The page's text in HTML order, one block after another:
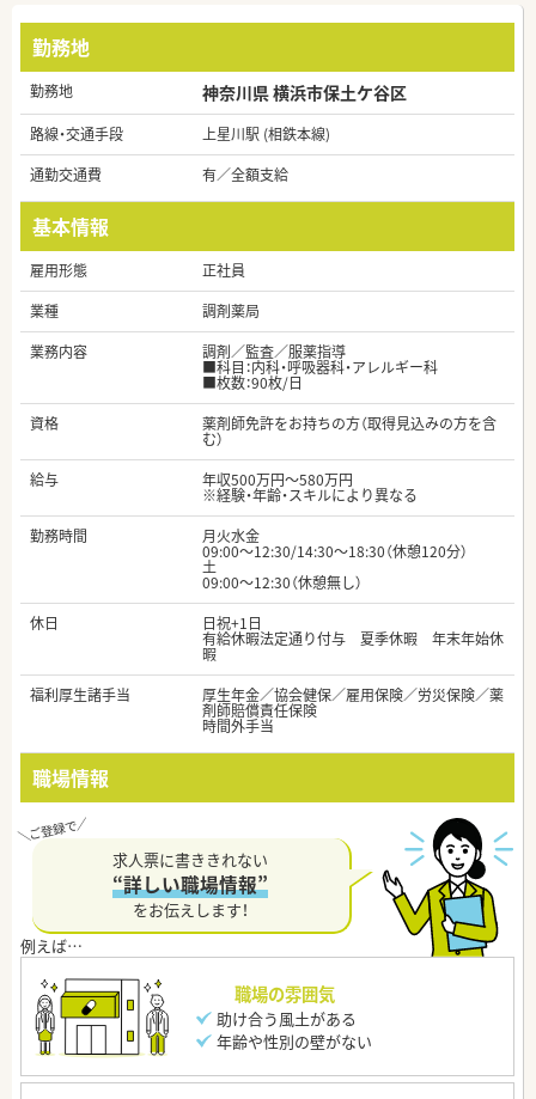
勤務地
勤務地 神奈川県 横浜市保土ケ谷区
路線・交通手段
上星川駅 (相鉄本線)
通勤交通費
有／全額支給
基本情報
雇用形態
正社員
業種
調剤薬局
業務内容
調剤／監査／服薬指導
■科目：内科・呼吸器科・アレルギー科
■枚数：90枚/日
資格
薬剤師免許をお持ちの方（取得見込みの方を含
む）
給与
年収500万円～580万円
※経験・年齢・スキルにより異なる
勤務時間
月火水金
09:00～12:30/14:30～18:30（休憩120分）
土
09:00～12:30（休憩無し）
休日
日祝+1日
有給休暇法定通り付与 夏季休暇 年末年始休
暇
福利厚生諸手当
厚生年金／協会健保／雇用保険／労災保険／薬
剤師賠償責任保険
時間外手当
職場情報
求人票に書ききれない
“詳しい職場情報”
をお伝えします！
職場の雰囲気
助け合う風土がある
年齢や性別の壁がない